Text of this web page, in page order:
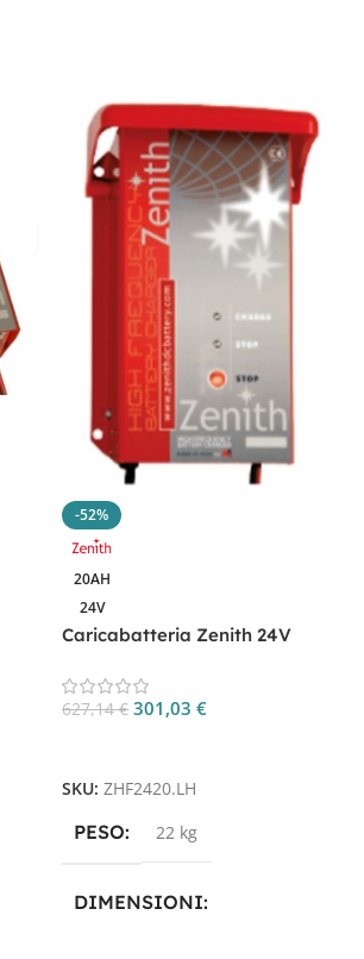
-52%
20AH
24V
Caricabatteria Zenith 24V
ZHF2420.LH
627,14€ 301,03€
SKU:ZHF2420.LH
PESO 22 kg
DIMENSIONI